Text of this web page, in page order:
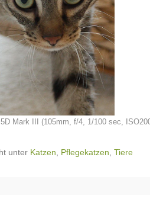
Mark III (105mm, f/4, 1/100 sec,
unter Katzen, Pflegekatzen, Tiere